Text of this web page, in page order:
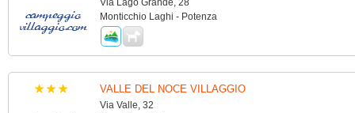
Via Lago Grande, 28
Monticchio Laghi - Potenza
VALLE DEL NOCE VILLAGGIO
Via Valle, 32